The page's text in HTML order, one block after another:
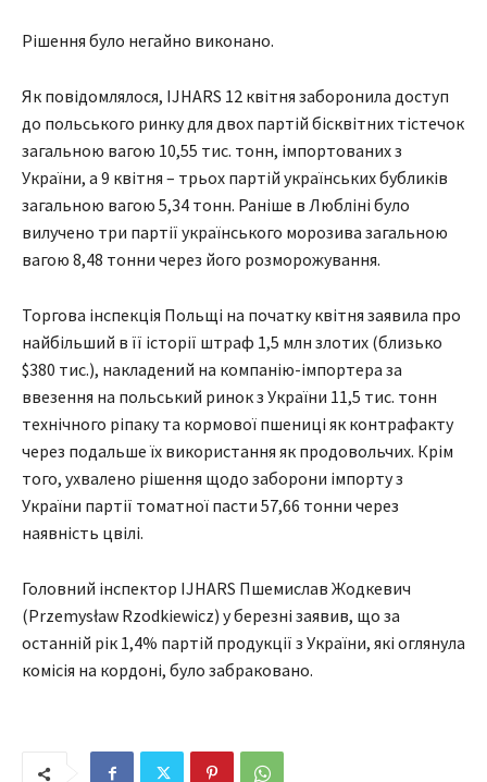
Рішення було негайно виконано.
Як повідомлялося, IJHARS 12 квітня заборонила доступ
до польського ринку для двох партій бісквітних тістечок
загальною вагою 10,55 тис. тонн, імпортованих з
України, а 9 квітня – трьох партій українських бубликів
загальною вагою 5,34 тонн. Раніше в Любліні було
вилучено три партії українського морозива загальною
вагою 8,48 тонни через його розморожування.
Торгова інспекція Польщі на початку квітня заявила про
найбільший в її історії штраф 1,5 млн злотих (близько
$380 тис.), накладений на компанію-імпортера за
ввезення на польський ринок з України 11,5 тис. тонн
технічного ріпаку та кормової пшениці як контрафакту
через подальше їх використання як продовольчих. Крім
того, ухвалено рішення щодо заборони імпорту з
України партії томатної пасти 57,66 тонни через
наявність цвілі.
Головний інспектор IJHARS Пшемислав Жодкевич
(Przemysław Rzodkiewicz) у березні заявив, що за
останній рік 1,4% партій продукції з України, які оглянула
комісія на кордоні, було забраковано.